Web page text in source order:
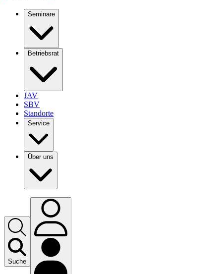
Seminare
Betriebsrat
JAV
SBV
Standorte
Service
Über uns
Suche